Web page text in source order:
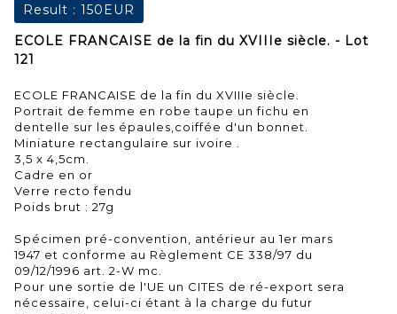
Result : 150EUR
ECOLE FRANCAISE de la fin du XVIIIe siècle. - Lot
121
ECOLE FRANCAISE de la fin du XVIIIe siècle.
Portrait de femme en robe taupe un fichu en
dentelle sur les épaules,coiffée d'un bonnet.
Miniature rectangulaire sur ivoire .
3,5 x 4,5cm.
Cadre en or
Verre recto fendu
Poids brut : 27g
Spécimen pré-convention, antérieur au 1er mars
1947 et conforme au Règlement CE 338/97 du
09/12/1996 art. 2-W mc.
Pour une sortie de l'UE un CITES de ré-export sera
nécessaire, celui-ci étant à la charge du futur